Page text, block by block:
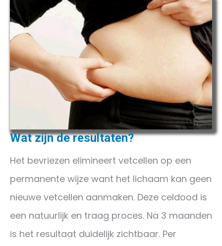
Wat zijn de resultaten?
Het bevriezen elimineert vetcellen op een
permanente wijze want het lichaam kan geen
nieuwe vetcellen aanmaken. Deze celdood is
een natuurlijk en traag proces. Na 3 maanden
is het resultaat duidelijk zichtbaar. Per